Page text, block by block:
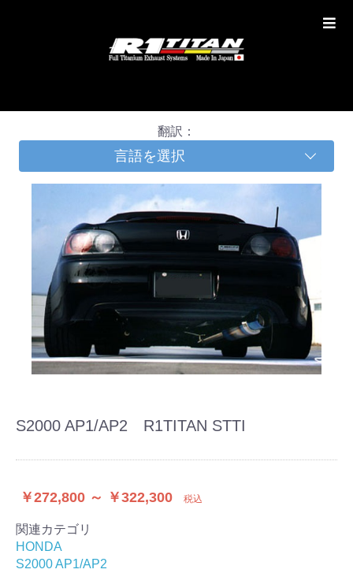
翻訳：
言語を選択
S2000 AP1/AP2 R1TITAN STTI
￥272,800 ～ ￥322,300 税込
関連カテゴリ
HONDA
S2000 AP1/AP2